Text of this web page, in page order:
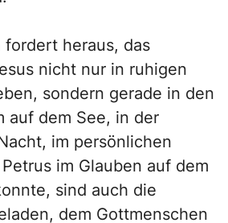
fordert heraus, das
nicht nur in ruhigen
sondern gerade in den
auf dem See, in der
im persönlichen
im Glauben auf dem
sind auch die
dem Gottmenschen